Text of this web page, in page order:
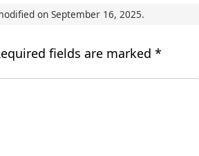
on September 16, 2025.
fields are marked *